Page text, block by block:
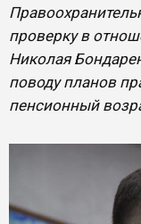
проверку в
Николая
поводу планов
пенсионный